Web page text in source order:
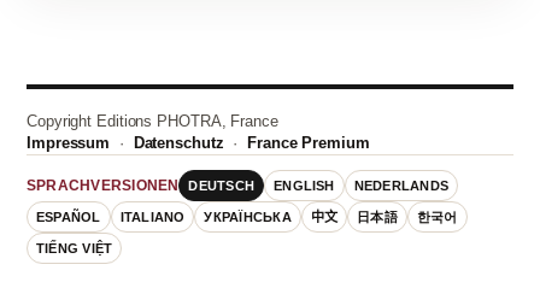
Copyright Editions PHOTRA, France
Impressum · Datenschutz · France Premium
SPRACHVERSIONEN DEUTSCH ENGLISH NEDERLANDS
ESPAÑOL ITALIANO УКРАЇНСЬКА 中文 日本語 한국어
TIẾNG VIỆT